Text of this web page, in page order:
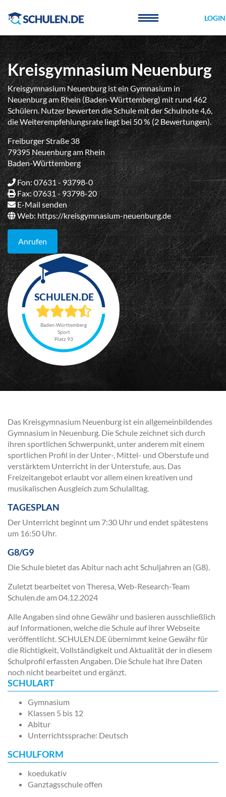
LOGIN
Kreisgymnasium Neuenburg
Kreisgymnasium Neuenburg ist ein Gymnasium in
Neuenburg am Rhein (Baden-Württemberg) mit rund 462
Schülern. Nutzer bewerten die Schule mit der Schulnote 4,6,
die Weiterempfehlungsrate liegt bei 50 % (2 Bewertungen).
Freiburger Straße 38
79395 Neuenburg am Rhein
Baden-Württemberg
Fon: 07631 - 93798-0
Fax: 07631 - 93798-20
E-Mail senden
Web: https://kreisgymnasium-neuenburg.de
Anrufen
Baden-Württemberg
Sport
Platz 93
Das Kreisgymnasium Neuenburg ist ein allgemeinbildendes
Gymnasium in Neuenburg. Die Schule zeichnet sich durch
ihren sportlichen Schwerpunkt, unter anderem mit einem
sportlichen Profil in der Unter-, Mittel- und Oberstufe und
verstärktem Unterricht in der Unterstufe, aus. Das
Freizeitangebot erlaubt vor allem einen kreativen und
musikalischen Ausgleich zum Schulalltag.
TAGESPLAN
Der Unterricht beginnt um 7:30 Uhr und endet spätestens
um 16:50 Uhr.
G8/G9
Die Schule bietet das Abitur nach acht Schuljahren an (G8).
Zuletzt bearbeitet von Theresa, Web-Research-Team
Schulen.de am 04.12.2024
Alle Angaben sind ohne Gewähr und basieren ausschließlich
auf Informationen, welche die Schule auf ihrer Webseite
veröffentlicht. SCHULEN.DE übernimmt keine Gewähr für
die Richtigkeit, Vollständigkeit und Aktualität der in diesem
Schulprofil erfassten Angaben. Die Schule hat ihre Daten
noch nicht bearbeitet und ergänzt.
SCHULART
Gymnasium
Klassen 5 bis 12
Abitur
Unterrichtssprache: Deutsch
SCHULFORM
koedukativ
Ganztagsschule offen